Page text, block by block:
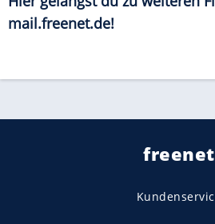
mail.freenet.de!
freenet